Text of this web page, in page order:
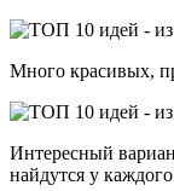
Много красивых,
Интересный
найдутся у